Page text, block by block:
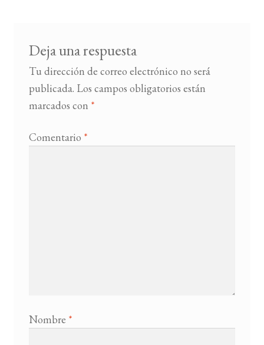
Deja una respuesta
Tu dirección de correo electrónico no será
publicada. Los campos obligatorios están
marcados con *
Comentario *
Nombre *